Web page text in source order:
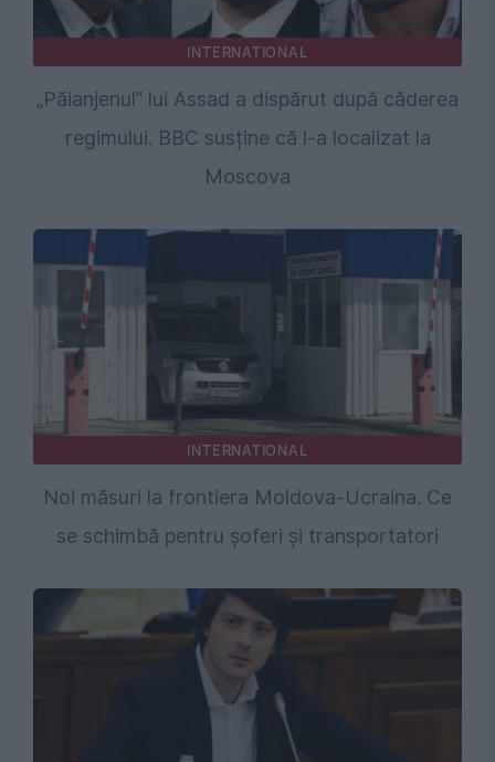
INTERNATIONAL
„Păianjenul” lui Assad a dispărut după căderea
regimului. BBC susține că l-a localizat la
Moscova
INTERNATIONAL
Noi măsuri la frontiera Moldova-Ucraina. Ce
se schimbă pentru șoferi și transportatori